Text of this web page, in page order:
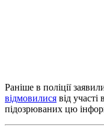
Раніше в поліції
відмовилися від участі
підозрюваних цю